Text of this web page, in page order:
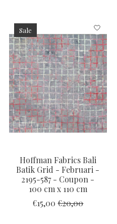
Sale
Hoffman Fabrics Bali
Batik Grid - Februari -
2195-587 - Coupon -
100 cm x 110 cm
€15,00 €20,00